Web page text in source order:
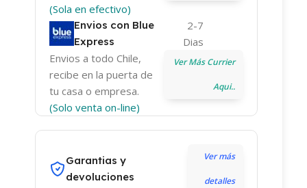
(Sola en efectivo)
Envios con Blue
Express
Envios a todo Chile,
recibe en la puerta de
tu casa o empresa.
(Solo venta on-line)
2-7
Dias
Ver Más Currier
Aqui..
Garantias y
devoluciones
Ver más
detalles